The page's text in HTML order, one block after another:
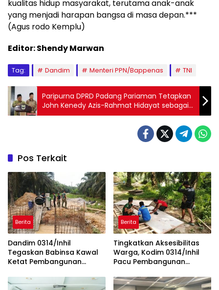
kualitas hidup masyarakat, terutama anak-anak
yang menjadi harapan bangsa di masa depan.***
(Agus rodo Kemplu)
Editor: Shendy Marwan
Tag: Dandim Menteri PPN/Bappenas TNI
Paripurna DPRD Padang Pariaman Tetapkan
John Kenedy Azis-Rahmat Hidayat sebagai
Bupati dan Wakil Bupati Terpilih Pilkada 2024
Pos Terkait
Berita
Dandim 0314/Inhil
Tegaskan Babinsa Kawal
Ketat Pembangunan
Berita
Tingkatkan Aksesibilitas
Warga, Kodim 0314/Inhil
Pacu Pembangunan
di Seberang Tembilahan